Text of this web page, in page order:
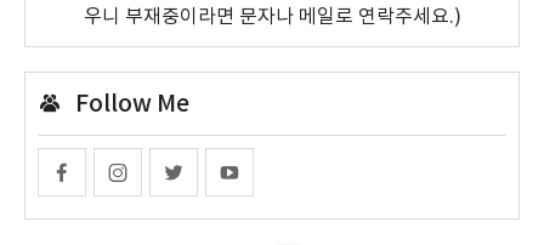
우니 부재중이라면 문자나 메일로 연락주세요.)
Follow Me